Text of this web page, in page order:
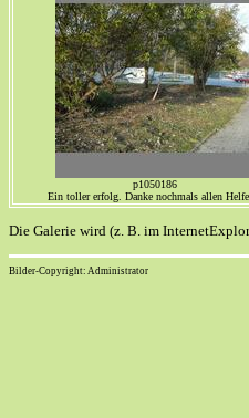
p1050186
Ein toller erfolg. Danke nochmals allen
Die Galerie wird (z. B. im
Bilder-Copyright: Administrator